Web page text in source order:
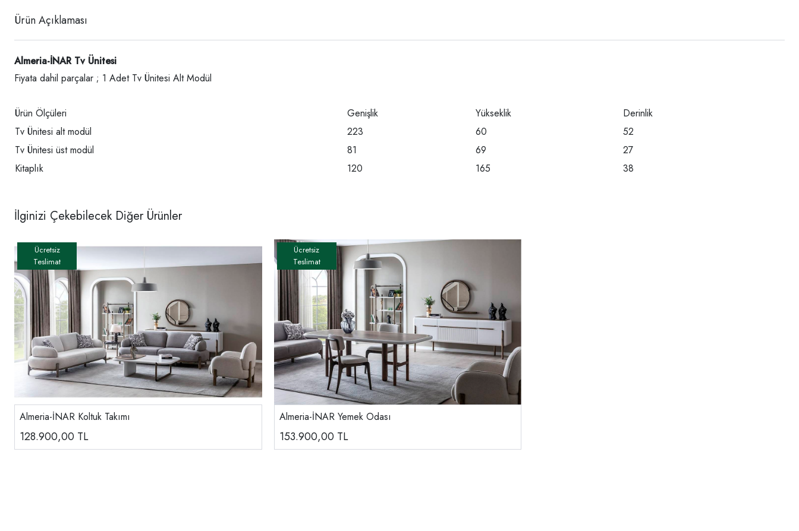
Ürün Açıklaması
Almeria-İNAR Tv Ünitesi
Fiyata dahil parçalar ; 1 Adet Tv Ünitesi Alt Modül
Ürün Ölçüleri Genişlik Yükseklik
Derinlik
Tv Ünitesi alt modül
223 60
52
Tv Ünitesi üst modül
81 69
27
Kitaplık
120 165 38
İlginizi Çekebilecek Diğer Ürünler
Almeria-İNAR Koltuk Takımı
128.900,00 TL
Almeria-İNAR Yemek Odası
153.900,00 TL